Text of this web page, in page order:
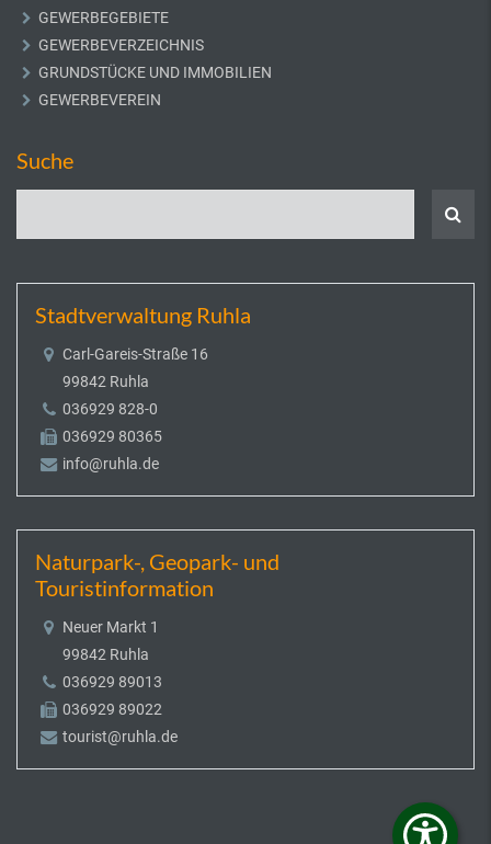
GEWERBEGEBIETE
GEWERBEVERZEICHNIS
GRUNDSTÜCKE UND IMMOBILIEN
GEWERBEVEREIN
Suche
Stadtverwaltung Ruhla
Carl-Gareis-Straße 16
99842 Ruhla
036929 828-0
036929 80365
info@ruhla.de
Naturpark-, Geopark- und
Touristinformation
Neuer Markt 1
99842 Ruhla
036929 89013
036929 89022
tourist@ruhla.de